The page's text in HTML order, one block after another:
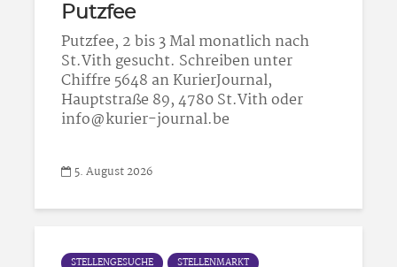
Putzfee
Putzfee, 2 bis 3 Mal monatlich nach
St.Vith gesucht. Schreiben unter
Chiffre 5648 an KurierJournal,
Hauptstraße 89, 4780 St.Vith oder
info@kurier-journal.be
5. August 2026
STELLENGESUCHE STELLENMARKT